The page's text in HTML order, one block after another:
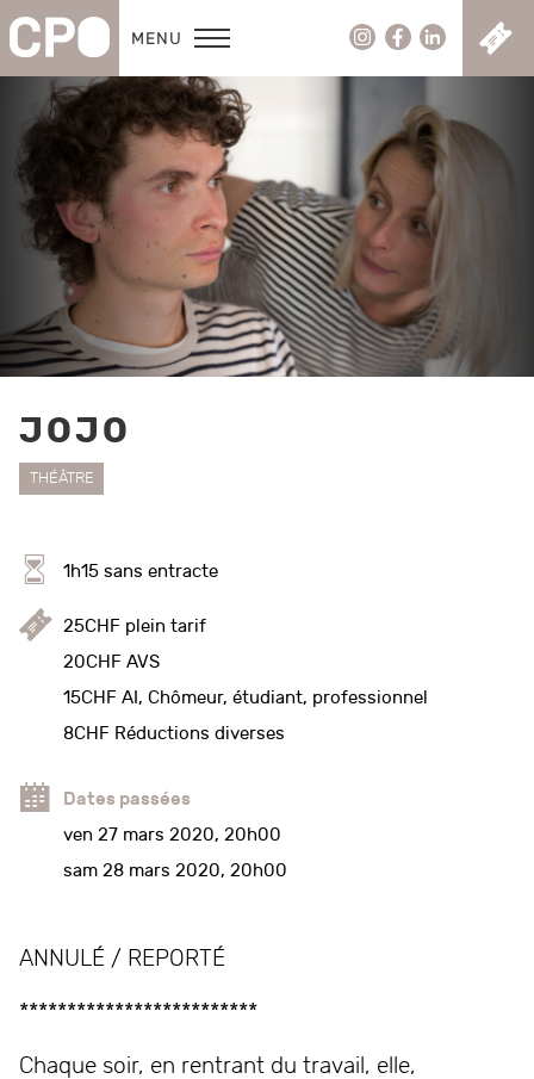
MENU C
JOJO
THÉÂTRE
1h15 sans entracte
25CHF plein tarif
20CHF AVS
15CHF AI, Chômeur, étudiant, professionnel
8CHF Réductions diverses
Dates passées
ven 27 mars 2020, 20h00
sam 28 mars 2020, 20h00
ANNULÉ / REPORTÉ
*************************
Chaque soir, en rentrant du travail, elle,